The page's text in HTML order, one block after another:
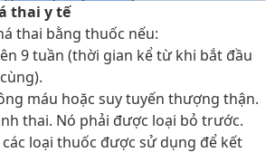
thai y tế
thai bằng thuốc nếu:
9 tuần (thời gian kể từ khi bắt đầu
máu hoặc suy tuyến thượng thận.
thai. Nó phải được loại bỏ trước.
loại thuốc được sử dụng để kết